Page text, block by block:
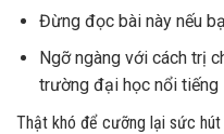
Đừng đọc bài này nếu
Ngỡ ngàng với cách trị
trường đại học nổi tiếng
Thật khó để cưỡng lại sức